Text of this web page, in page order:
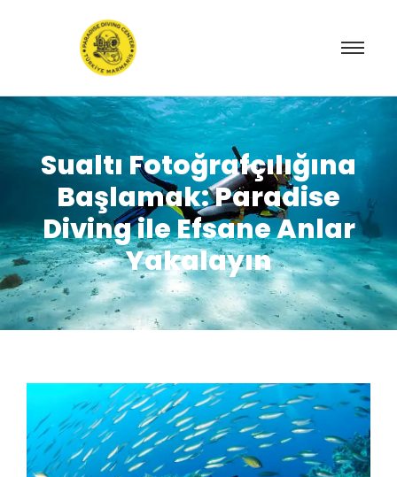
Sualtı Fotoğrafçılığına
Başlamak: Paradise
Diving ile Efsane Anlar
Yakalayın